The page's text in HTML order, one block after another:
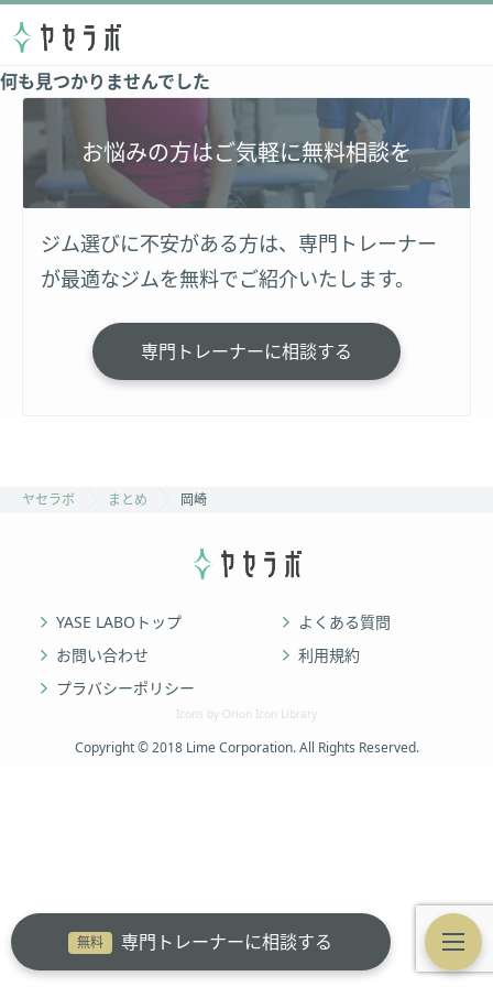
無料 専門トレーナーに相談する
何も見つかりませんでした
お悩みの方はご気軽に無料相談を
ジム選びに不安がある方は、専門トレーナー
が最適なジムを無料でご紹介いたします。
専門トレーナーに相談する
ヤセラボ まとめ 岡崎
YASE LABOトップ
よくある質問
お問い合わせ
利用規約
プラバシーポリシー
Icons by Orion Icon Library
Copyright © 2018 Lime Corporation. All Rights Reserved.